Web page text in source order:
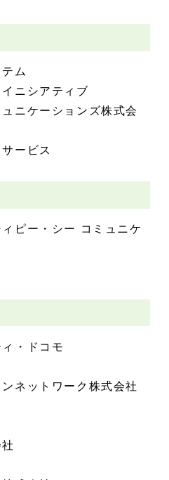
ム
ニシアティブ
ニケーションズ株式会
ービス
ピー・シー コミュニケ
・ドコモ
ネットワーク株式会社